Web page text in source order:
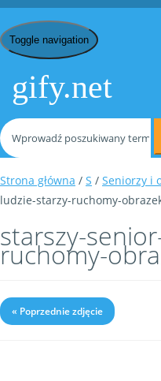
Toggle navigation
gify.net
Strona główna / S / Seniorzy i
ludzie-starzy-ruchomy-
starszy-
ruchomy-
« Poprzednie zdjęcie